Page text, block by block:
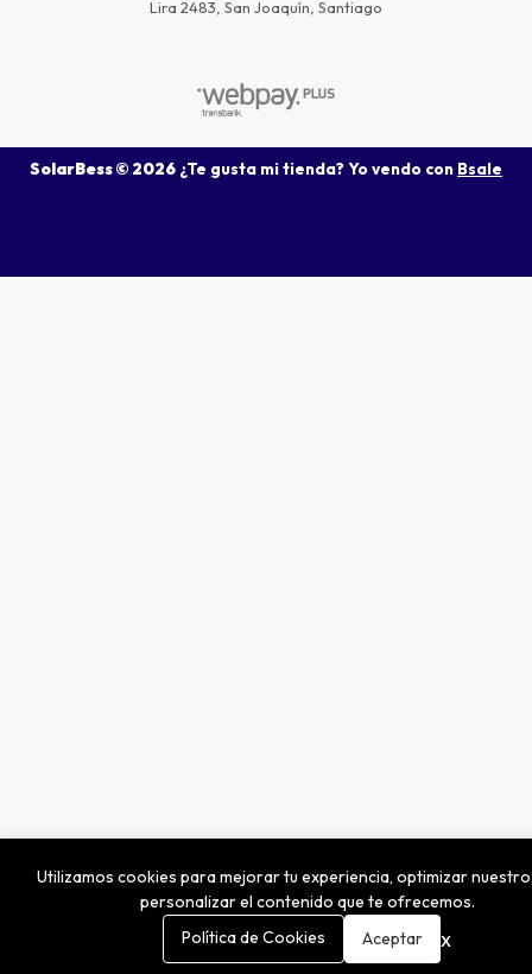
Lira 2483, San Joaquín, Santiago
SolarBess © 2026 ¿Te gusta mi tienda? Yo vendo con Bsale
0
Utilizamos cookies para mejorar tu experiencia, optimizar
personalizar el contenido que te ofrecemos.
Política de Cookies
Aceptar x